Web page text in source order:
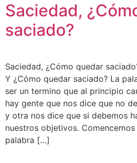
Saciedad,
saciado?
Saciedad, ¿Cómo quedar
Y ¿Cómo quedar saciado? La
ser un termino que al principio
hay gente que nos dice que no
y otra nos dice que si debemos
nuestros objetivos.
palabra […]